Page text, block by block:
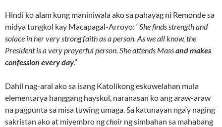
Hindi ko alam kung maniniwala ako sa pahayag ni Remonde sa
midya tungkol kay Macapagal-Arroyo: “She finds strength and
solace in her very strong faith as a person. As we all know, the
President is a very prayerful person. She attends Massand makes
confession every day.”
Dahil nag-aral ako sa isang Katolikong eskuwelahan mula
elementarya hanggang hayskul, naranasan ko ang araw-araw
na pagpunta sa misa tuwing umaga. Sa katunayan nga’y naging
sakristan ako at miyembro ngchoir ng simbahan sa mahabang